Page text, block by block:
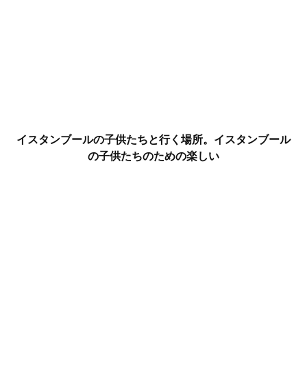
イスタンブールの子供たちと行く場所。イスタンブール
の子供たちのための楽しい